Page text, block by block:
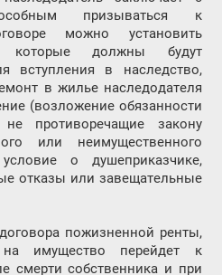
призываться к
можно установить
которые должны будут
вступления в наследство,
в жилье наследодателя
(возложение обязанности
противоречащие закону
или неимущественного
о душеприказчике,
отказы или завещательные
пожизненной ренты,
на имущество перейдет к
смерти собственника и при